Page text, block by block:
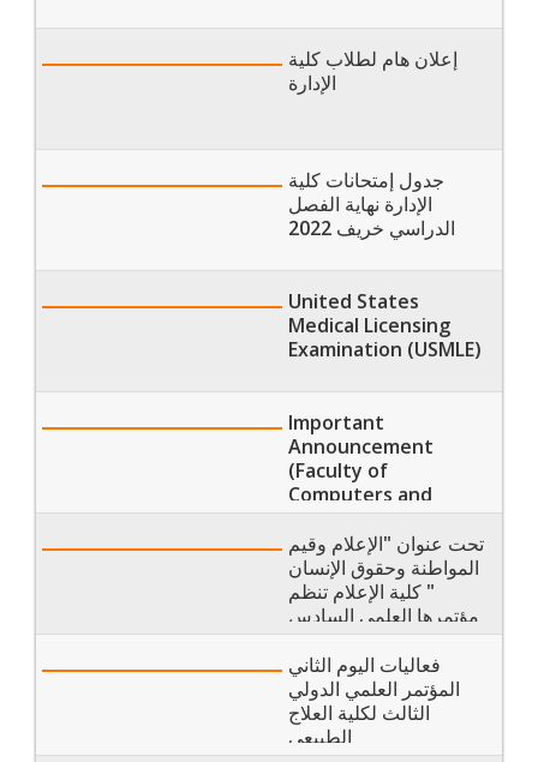
إعلان هام لطلاب كلية
الإدارة
جدول إمتحانات كلية
الإدارة نهاية الفصل
الدراسي خريف 2022
United States
Medical Licensing
Examination (USMLE)
Important
Announcement
(Faculty of
Computers and
Artificial intelligence)
تحت عنوان "الإعلام وقيم
المواطنة وحقوق الإنسان
" كلية الإعلام تنظم
مؤتمرها العلمي السادس
فعاليات اليوم الثاني
المؤتمر العلمي الدولي
الثالث لكلية العلاج
الطبيعي